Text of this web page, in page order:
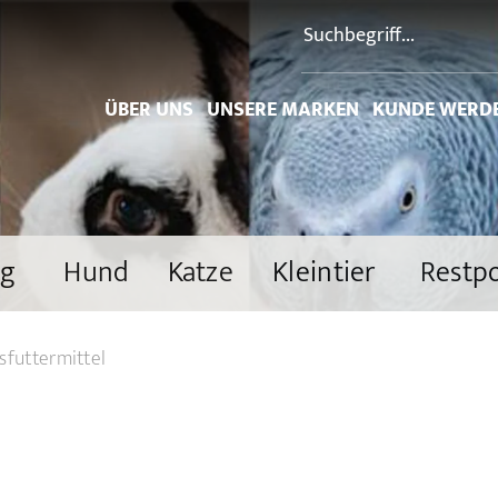
ÜBER UNS UNSERE MARKEN KUNDE
Hund Katze Kleintier